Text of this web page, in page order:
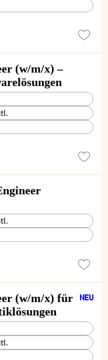
(w/m/x) –
(w/m/x) für